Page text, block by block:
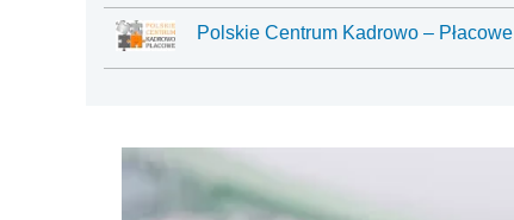
Polskie Centrum Kadrowo – Płacowe